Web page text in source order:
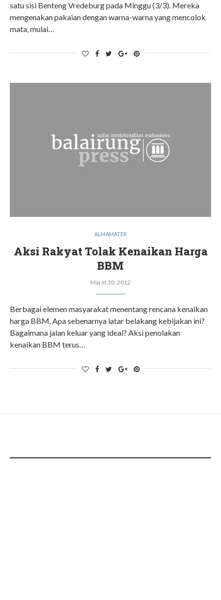
satu sisi Benteng Vredeburg pada Minggu (3/3). Mereka
mengenakan pakaian dengan warna-warna yang mencolok
mata, mulai…
ALMAMATER
Aksi Rakyat Tolak Kenaikan Harga
BBM
Maret 30, 2012
Berbagai elemen masyarakat menentang rencana kenaikan
harga BBM. Apa sebenarnya latar belakang kebijakan ini?
Bagaimana jalan keluar yang ideal? Aksi penolakan
kenaikan BBM terus…